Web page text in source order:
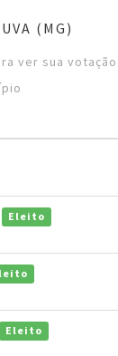
(MG)
ver sua
Eleito
Eleito